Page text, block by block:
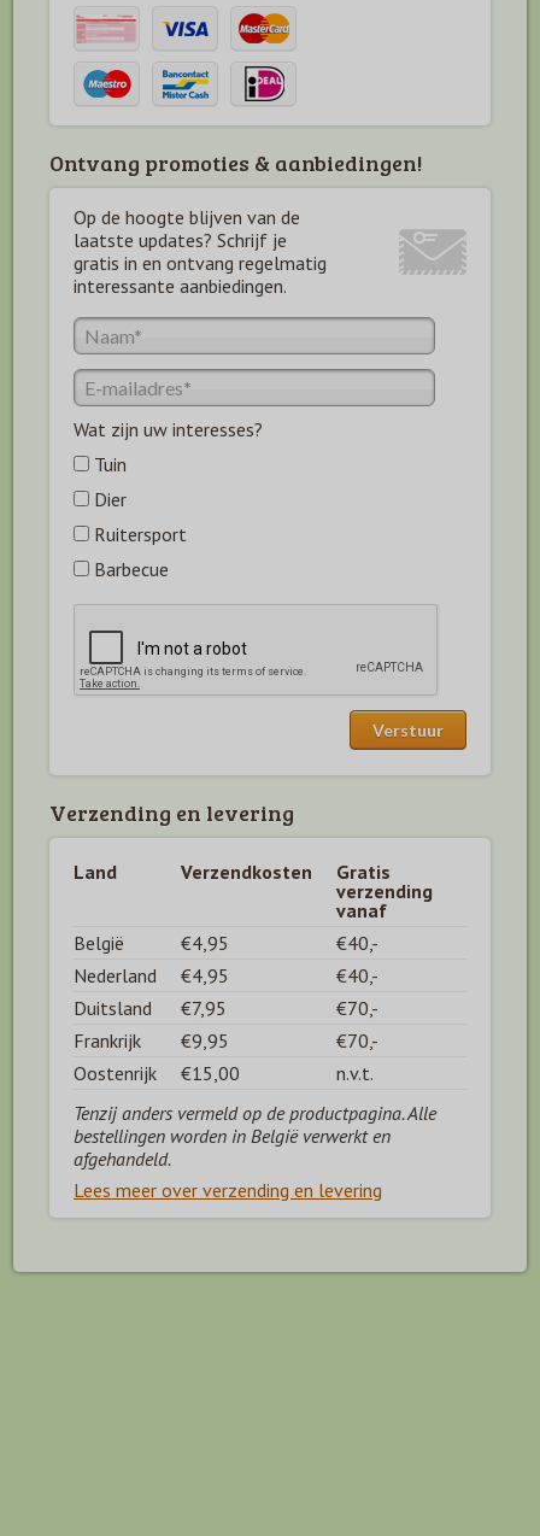
Ontvang promoties & aanbiedingen!
Op de hoogte blijven van de
laatste updates? Schrijf je
gratis in en ontvang regelmatig
interessante aanbiedingen.
Wat zijn uw interesses?
Tuin
Dier
Ruitersport
Barbecue
Verzending en levering
Land Verzendkosten
Gratis
verzending
vanaf
België
€4,95
€40,-
Nederland
€4,95
€40,-
Duitsland
€7,95
€70,-
Frankrijk
€9,95
€70,-
Oostenrijk
€15,00
n.v.t.
Tenzij anders vermeld op de productpagina. Alle
bestellingen worden in België verwerkt en
afgehandeld.
Lees meer over verzending en levering